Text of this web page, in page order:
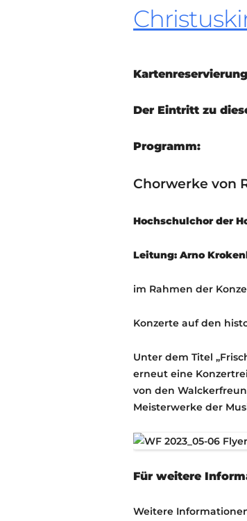
Der Eintritt zu
Programm:
Chorwerke von
Hochschulchor der
Leitung: Arno
im Rahmen der
Konzerte auf den
Unter dem Titel
erneut eine
von den
Meisterwerke der
Für weitere
Weitere